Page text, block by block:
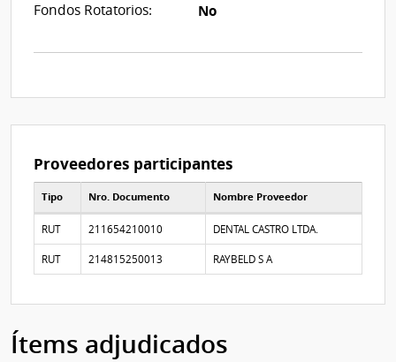
Fondos Rotatorios: No
Proveedores participantes
Tipo Nro. Documento Nombre Proveedor
RUT 211654210010 DENTAL CASTRO LTDA.
RUT 214815250013 RAYBELD S A
Ítems adjudicados